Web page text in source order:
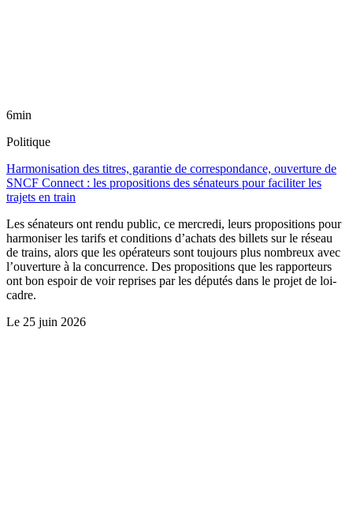
6min
Politique
Harmonisation des titres, garantie de correspondance, ouverture de
SNCF Connect : les propositions des sénateurs pour faciliter les
trajets en train
Les sénateurs ont rendu public, ce mercredi, leurs propositions pour
harmoniser les tarifs et conditions d’achats des billets sur le réseau
de trains, alors que les opérateurs sont toujours plus nombreux avec
l’ouverture à la concurrence. Des propositions que les rapporteurs
ont bon espoir de voir reprises par les députés dans le projet de loi-
cadre.
Le 25 juin 2026